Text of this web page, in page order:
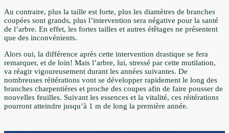
Au contraire, plus la taille est forte, plus les diamètres de branches
coupées sont grands, plus l’intervention sera négative pour la santé
de l’arbre. En effet, les fortes tailles et autres étêtages ne présentent
que des inconvénients.
Alors oui, la différence après cette intervention drastique se fera
remarquer, et de loin! Mais l’arbre, lui, stressé par cette mutilation,
va réagir vigoureusement durant les années suivantes. De
nombreuses réitérations vont se développer rapidement le long des
branches charpentières et proche des coupes afin de faire pousser de
nouvelles feuilles. Suivant les essences et la vitalité, ces réitérations
pourront atteindre jusqu’à 1 m de long la première année.